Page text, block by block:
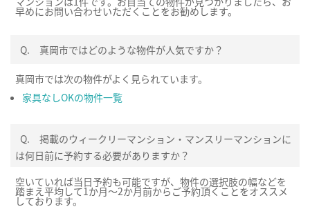
早めにお問い合わせいただくことをお勧めします。
Q. 真岡市ではどのような物件が人気ですか？
真岡市では次の物件がよく見られています。
家具なしOKの物件一覧
Q.
掲載のウィークリーマンション・マンスリーマンションに
は何日前に予約する必要がありますか？
空いていれば当日予約も可能ですが、物件の選択肢の幅などを
踏まえ平均して1か月～2か月前からご予約頂くことをオススメ
しております。